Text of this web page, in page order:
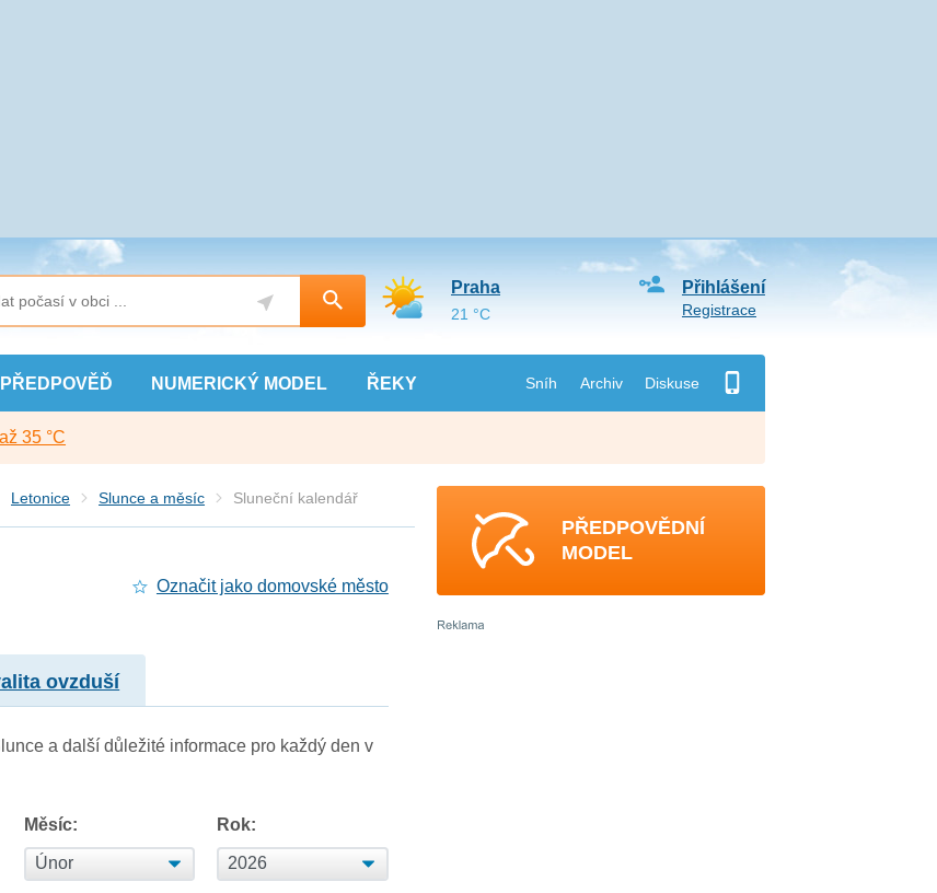
PŘEDPOVĚĎ NUMERICKÝ MODEL ŘEKY Sníh Archiv Diskuse
Přihlášení
Registrace
Praha
21 °C
35 °C
Letonice Slunce a měsíc Sluneční kalendář
Označit jako domovské město
ovzduší
a další důležité informace pro každý den v
Měsíc: Rok:
PŘEDPOVĚDNÍ
MODEL